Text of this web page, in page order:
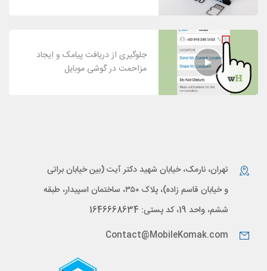
جلوگیری از دریافت پیامک و ایجاد
مزاحمت در گوشی موبایل
تهران، نارمک، خیابان شهید دکتر آیت (بین خیابان براتی
و خیابان قاسم زاده)، پلاک ۳۵۰، ساختمان اسپیدار، طبقه
ششم، واحد 19، کد پستی: 1646668634
Contact@MobileKomak.com